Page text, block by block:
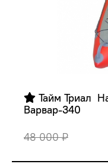
Тайм Триал
Варвар-340
48 000 ₽